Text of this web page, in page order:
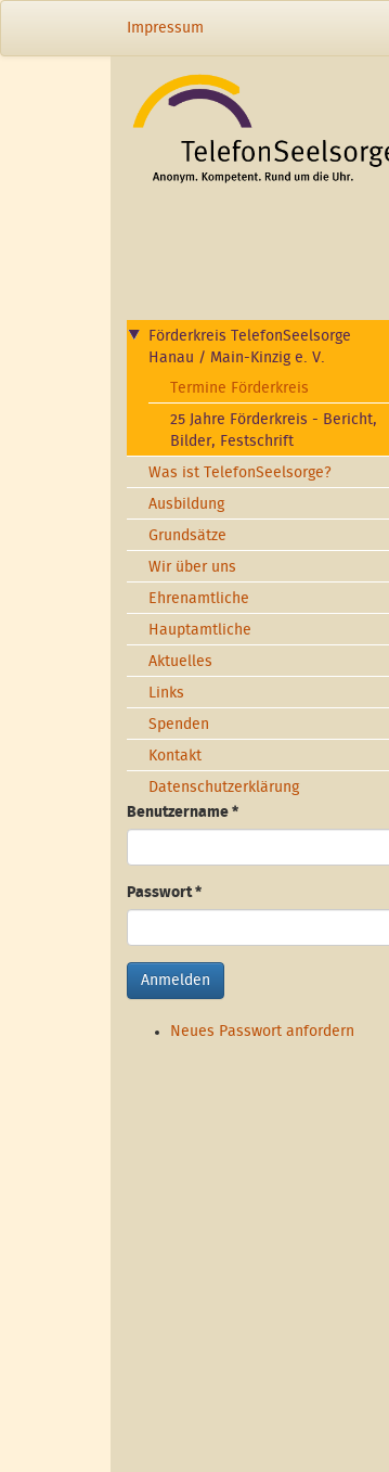
Impressum
Förderkreis TelefonSeelsorge
Hanau / Main-Kinzig e. V.
Termine Förderkreis
25 Jahre Förderkreis - Bericht,
Bilder, Festschrift
Was ist TelefonSeelsorge?
Ausbildung
Grundsätze
Wir über uns
Ehrenamtliche
Hauptamtliche
Aktuelles
Links
Spenden
Kontakt
Datenschutzerklärung
Benutzername *
Passwort*
Anmelden
Neues Passwort anfordern